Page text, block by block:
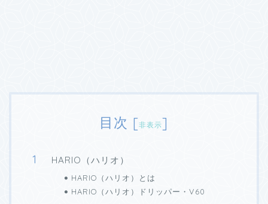
目次 [非表示]
HARIO（ハリオ）
HARIO（ハリオ）とは
HARIO（ハリオ）ドリッパー・V60